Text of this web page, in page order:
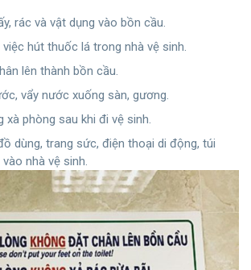
rác và vật dụng vào bồn cầu.
hút thuốc lá trong nhà vệ sinh.
lên thành bồn cầu.
vẩy nước xuống sàn, gương.
xà phòng sau khi đi vệ sinh.
dùng, trang sức, điện thoại di động, túi
nhà vệ sinh.